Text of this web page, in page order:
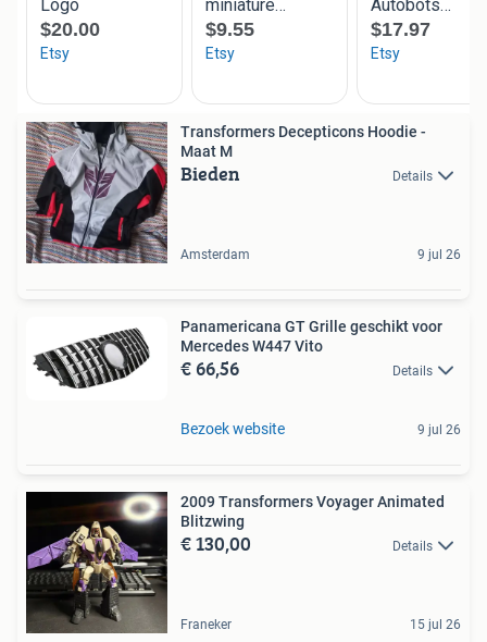
Transformers Decepticons Hoodie -
Maat M
Bieden Details
Amsterdam 9 jul 26
Panamericana GT Grille geschikt voor
Mercedes W447 Vito
€ 66,56 Details
Bezoek website 9 jul 26
2009 Transformers Voyager Animated
Blitzwing
€ 130,00 Details
Franeker 15 jul 26